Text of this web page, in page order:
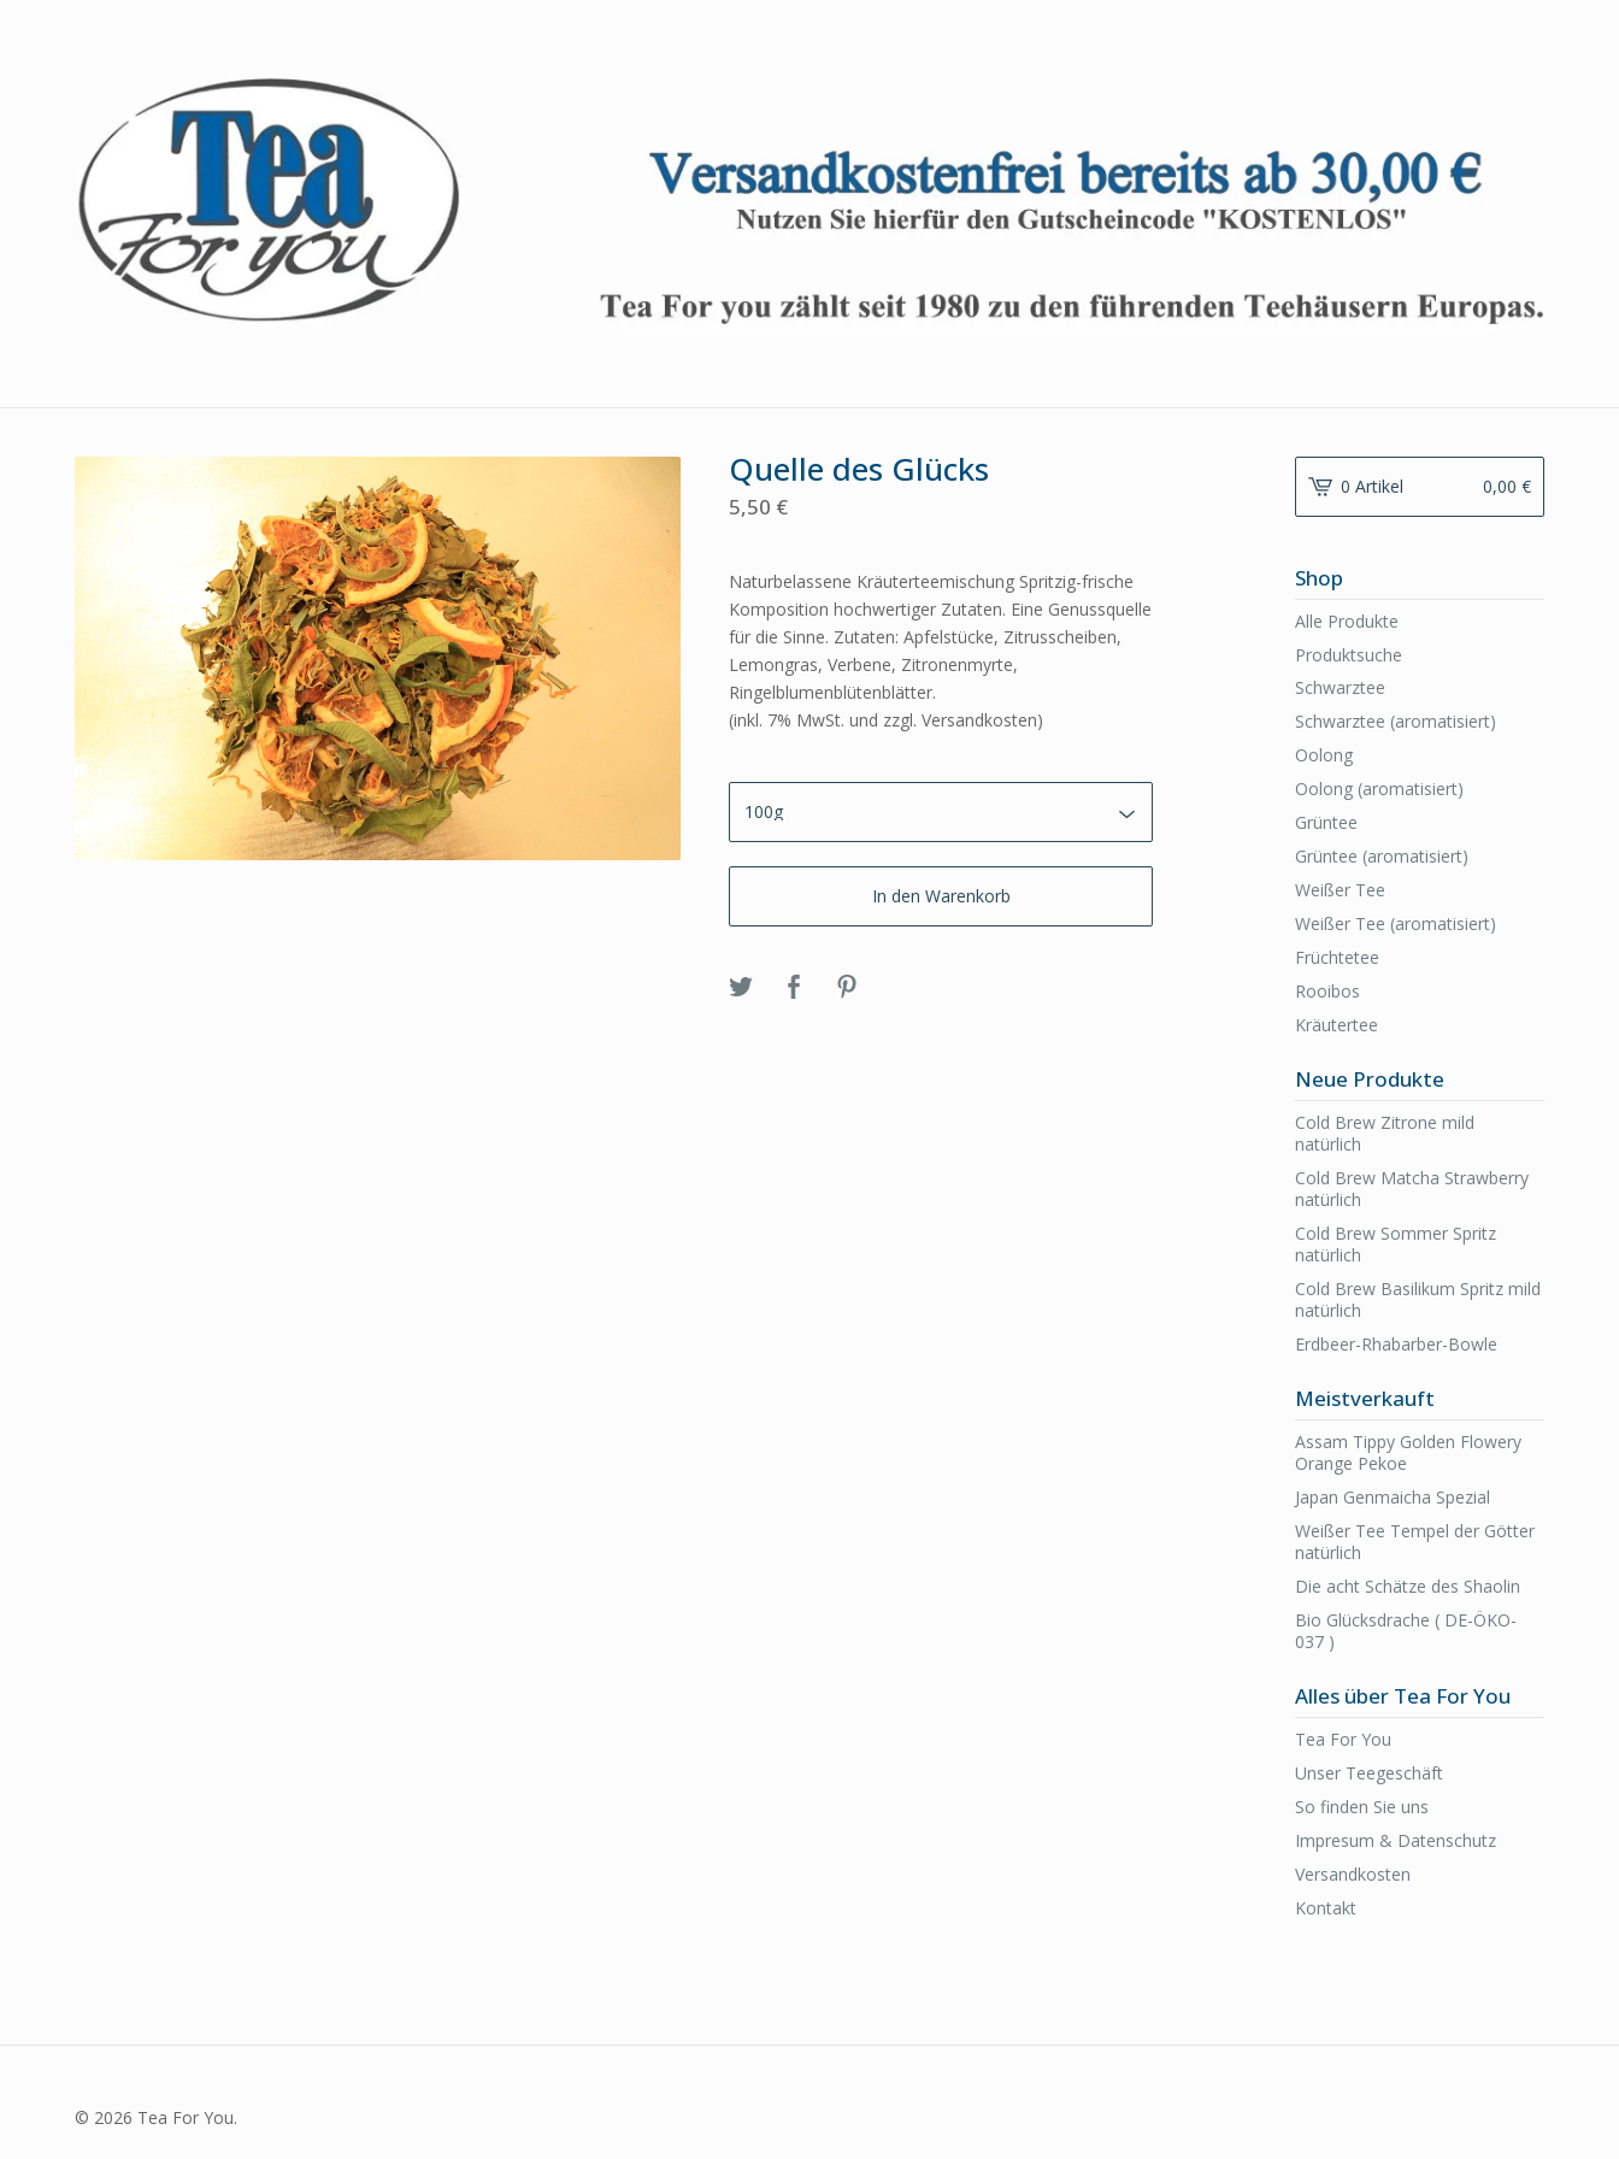
Quelle des Glücks
5,50 €
Naturbelassene Kräuterteemischung Spritzig-frische
Komposition hochwertiger Zutaten. Eine Genussquelle
für die Sinne. Zutaten: Apfelstücke, Zitrusscheiben,
Lemongras, Verbene, Zitronenmyrte,
Ringelblumenblütenblätter.
(inkl. 7% MwSt. und zzgl. Versandkosten)
In den Warenkorb
0 Artikel 0,00 €
Shop
Alle Produkte
Produktsuche
Schwarztee
Schwarztee (aromatisiert)
Oolong
Oolong (aromatisiert)
Grüntee
Grüntee (aromatisiert)
Weißer Tee
Weißer Tee (aromatisiert)
Früchtetee
Rooibos
Kräutertee
Neue Produkte
Cold Brew Zitrone mild
natürlich
Cold Brew Matcha Strawberry
natürlich
Cold Brew Sommer Spritz
natürlich
Cold Brew Basilikum Spritz mild
natürlich
Erdbeer-Rhabarber-Bowle
Meistverkauft
Assam Tippy Golden Flowery
Orange Pekoe
Japan Genmaicha Spezial
Weißer Tee Tempel der Götter
natürlich
Die acht Schätze des Shaolin
Bio Glücksdrache ( DE-ÖKO-
037 )
Alles über Tea For You
Tea For You
Unser Teegeschäft
So finden Sie uns
Impresum & Datenschutz
Versandkosten
Kontakt
© 2026 Tea For You.